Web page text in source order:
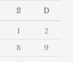
S D
1
2
8
9